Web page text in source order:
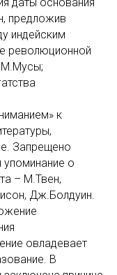
предложив
индейским
революционной
М.Мусы;
к
Запрещено
упоминание о
– М.Твен,
Дж.Болдуин.
овладевает
В